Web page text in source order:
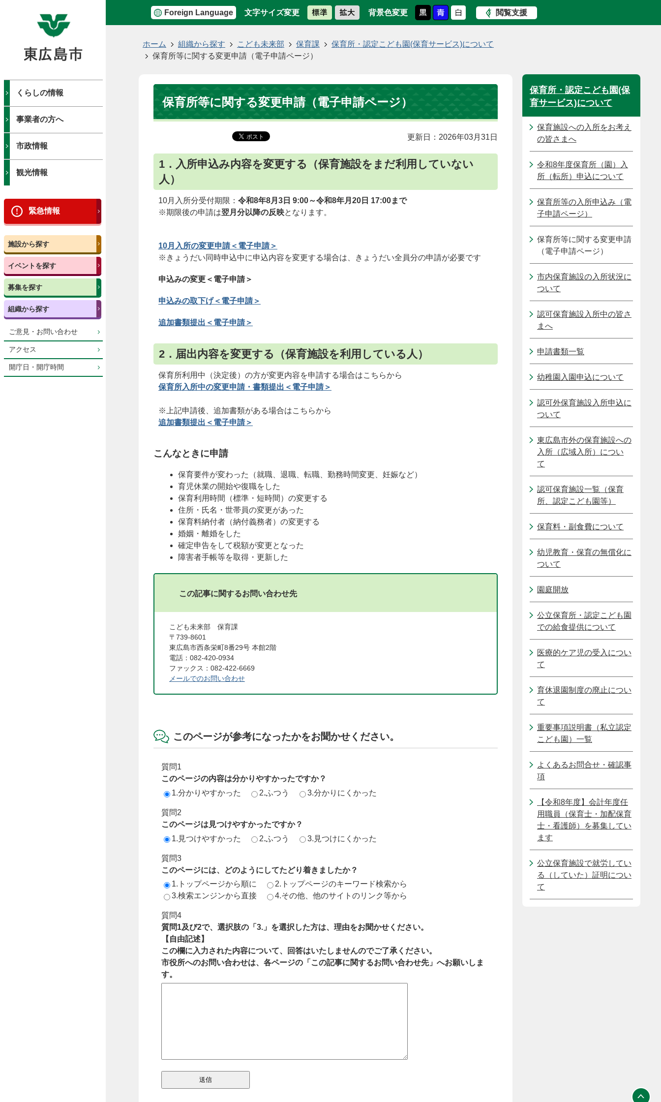
Foreign Language 文字サイズ変更 背景色変更 閲覧支援
くらしの情報
事業者の方へ
市政情報
観光情報
緊急情報
施設から探す
イベントを探す
募集を探す
組織から探す
ご意見・お問い合わせ
アクセス
開庁日・開庁時間
ホーム 組織から探す こども未来部 保育課
保育所・認定こども園(保育サービス)について
保育所等に関する変更申請（電子申請ページ）
保育所等に関する変更申請（電子申請ページ）
更新日：2026年03月31日
1．入所申込み内容を変更する（保育施設をまだ利用していない
人）
10月入所分受付期限： 令和8年8月3日 9:00～令和8年月20日 17:00まで
※期限後の申請は翌月分以降の反映となります。
10月入所の変更申請＜電子申請＞
※きょうだい同時申込中に申込内容を変更する場合は、きょうだい全員分の申請が必要です
申込みの変更＜電子申請＞
申込みの取下げ＜電子申請＞
追加書類提出＜電子申請＞
2．届出内容を変更する（保育施設を利用している人）
保育所利用中（決定後）の方が変更内容を申請する場合はこちらから
保育所入所中の変更申請・書類提出＜電子申請＞
※上記申請後、追加書類がある場合はこちらから
追加書類提出＜電子申請＞
こんなときに申請
保育要件が変わった（就職、退職、転職、勤務時間変更、妊娠など）
育児休業の開始や復職をした
保育利用時間（標準・短時間）の変更する
住所・氏名・世帯員の変更があった
保育料納付者（納付義務者）の変更する
婚姻・離婚をした
確定申告をして税額が変更となった
障害者手帳等を取得・更新した
この記事に関するお問い合わせ先
こども未来部 保育課
〒739-8601
東広島市西条栄町8番29号 本館2階
電話：082-420-0934
ファックス：082-422-6669
メールでのお問い合わせ
このページが参考になったかをお聞かせください。
質問1
このページの内容は分かりやすかったですか？
1.分かりやすかった
2.ふつう 3.分かりにくかった
質問2
このページは見つけやすかったですか？
1.見つけやすかった
2.ふつう 3.見つけにくかった
質問3
このページには、どのようにしてたどり着きましたか？
1.トップページから順に
2.トップページのキーワード検索から
3.検索エンジンから直接
4.その他、他のサイトのリンク等から
質問4
質問1及び2で、選択肢の「3.」を選択した方は、理由をお聞かせください。
【自由記述】
この欄に入力された内容について、回答はいたしませんのでご了承ください。
市役所へのお問い合わせは、各ページの「この記事に関するお問い合わせ先」へお願いしま
す。
保育所・認定こども園(保
育サービス)について
保育施設への入所をお考え
の皆さまへ
令和8年度保育所（園）入
所（転所）申込について
保育所等の入所申込み（電
子申請ページ）
保育所等に関する変更申請
（電子申請ページ）
市内保育施設の入所状況に
ついて
認可保育施設入所中の皆さ
まへ
申請書類一覧
幼稚園入園申込について
認可外保育施設入所申込に
ついて
東広島市外の保育施設への
入所（広域入所）につい
て
認可保育施設一覧（保育
所、認定こども園等）
保育料・副食費について
幼児教育・保育の無償化に
ついて
園庭開放
公立保育所・認定こども園
での給食提供について
医療的ケア児の受入につい
て
育休退園制度の廃止につい
て
重要事項説明書（私立認定
こども園）一覧
よくあるお問合せ・確認事
項
【令和8年度】会計年度任
用職員（保育士・加配保育
士・看護師）を募集してい
ます
公立保育施設で就労してい
る（していた）証明につい
て